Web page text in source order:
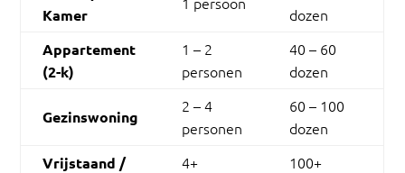
Kamer
dozen
Appartement
(2-k)
1 – 2
personen
40 – 60
dozen
Gezinswoning
2 – 4
personen
60 – 100
dozen
Vrijstaand /
4+
100+